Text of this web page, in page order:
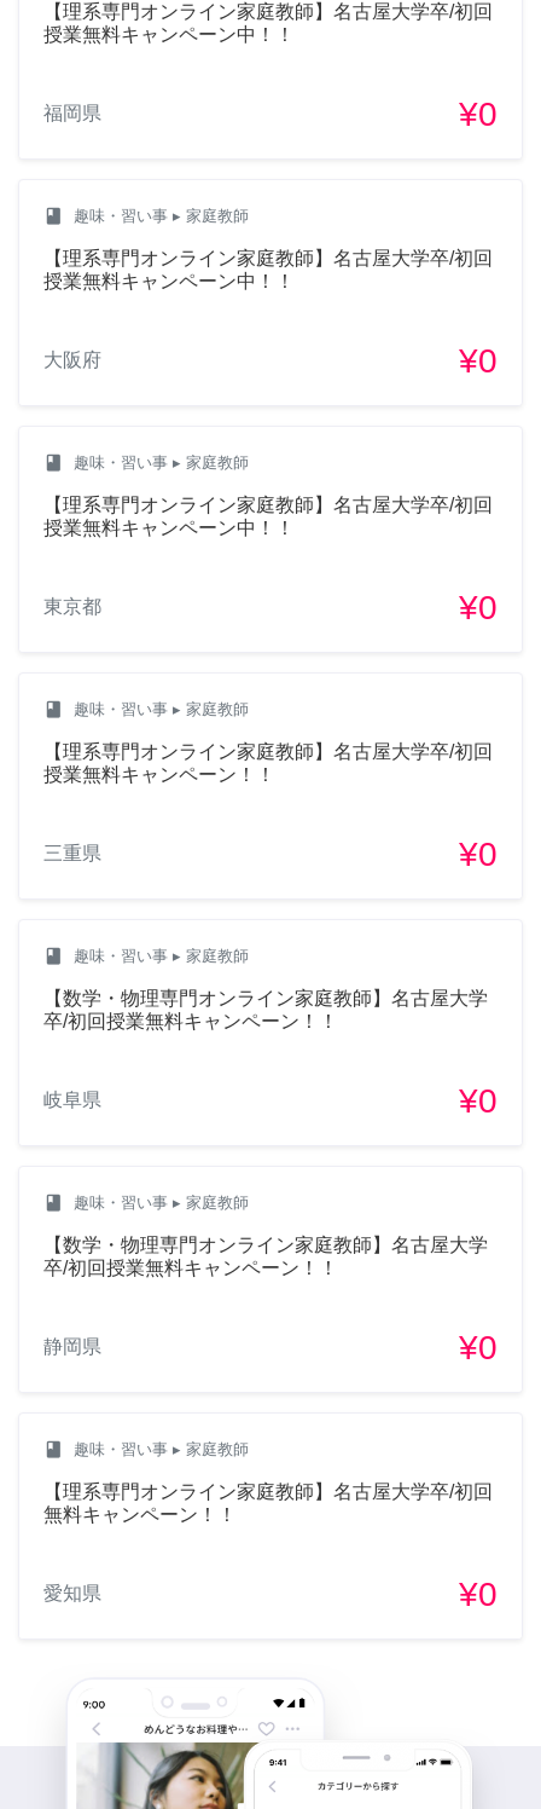
【理系専門オンライン家庭教師】名古屋大学卒/初回
授業無料キャンペーン中！！
福岡県 ¥0
class 趣味・習い事 ▸ 家庭教師
【理系専門オンライン家庭教師】名古屋大学卒/初回
授業無料キャンペーン中！！
大阪府 ¥0
class 趣味・習い事 ▸ 家庭教師
【理系専門オンライン家庭教師】名古屋大学卒/初回
授業無料キャンペーン中！！
東京都 ¥0
class 趣味・習い事 ▸ 家庭教師
【理系専門オンライン家庭教師】名古屋大学卒/初回
授業無料キャンペーン！！
三重県 ¥0
class 趣味・習い事 ▸ 家庭教師
【数学・物理専門オンライン家庭教師】名古屋大学
卒/初回授業無料キャンペーン！！
岐阜県 ¥0
class 趣味・習い事 ▸ 家庭教師
【数学・物理専門オンライン家庭教師】名古屋大学
卒/初回授業無料キャンペーン！！
静岡県 ¥0
class 趣味・習い事 ▸ 家庭教師
【理系専門オンライン家庭教師】名古屋大学卒/初回
無料キャンペーン！！
愛知県 ¥0